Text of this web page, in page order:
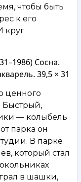
чтобы быть
к его
круг
Сосна.
39,5 × 31
ценного
Быстрый,
— колыбель
парка он
В парке
который стал
в шашки,